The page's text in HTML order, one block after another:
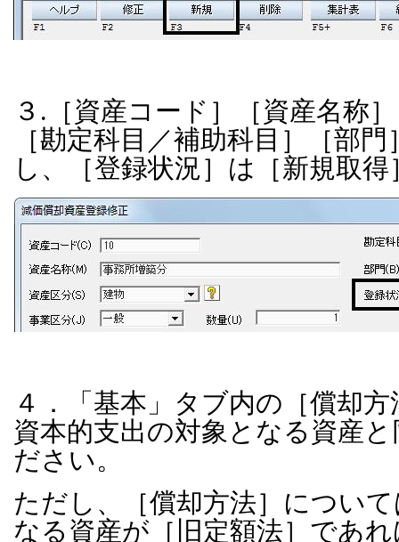
３.［資産コード］［資産名称
［勘定科目／補助科目］［部
し、［登録状況］は［新規取
４．「基本」タブ内の［償却
資本的支出の対象となる資産
ださい。
ただし、［償却方法］につい
なる資産が［旧定額法］であ